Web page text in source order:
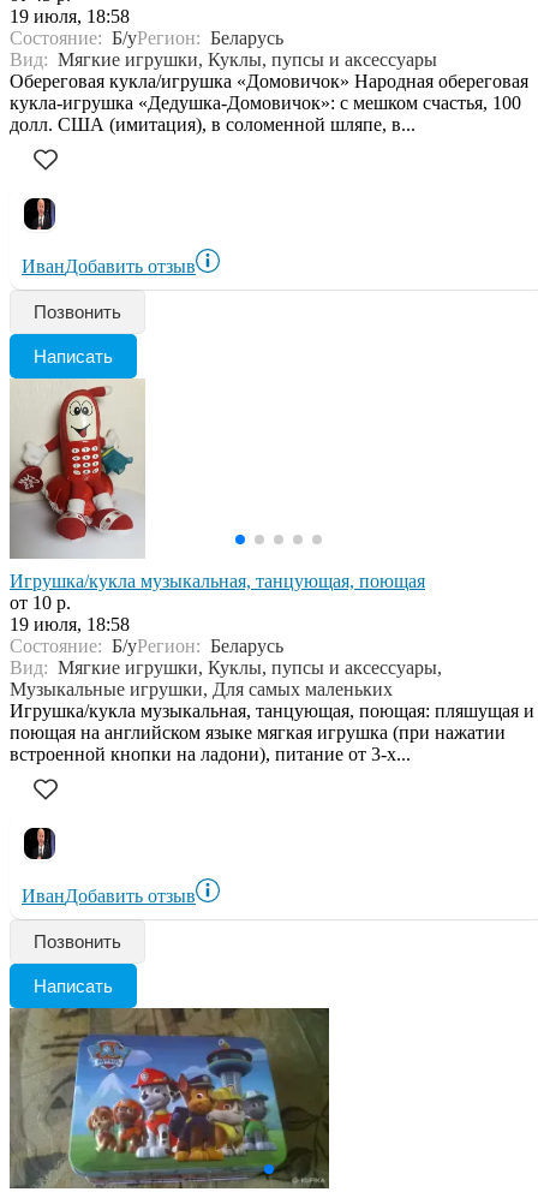
19 июля, 18:58
Состояние: Б/уРегион: Беларусь
Вид: Мягкие игрушки, Куклы, пупсы и аксессуары
Обереговая кукла/игрушка «Домовичок» Народная обереговая
кукла-игрушка «Дедушка-Домовичок»: с мешком счастья, 100
долл. США (имитация), в соломенной шляпе, в...
ИванДобавить отзыв
Позвонить
Написать
Игрушка/кукла музыкальная, танцующая, поющая
от 10 р.
19 июля, 18:58
Состояние: Б/уРегион: Беларусь
Вид: Мягкие игрушки, Куклы, пупсы и аксессуары,
Музыкальные игрушки, Для самых маленьких
Игрушка/кукла музыкальная, танцующая, поющая: пляшущая и
поющая на английском языке мягкая игрушка (при нажатии
встроенной кнопки на ладони), питание от 3-х...
ИванДобавить отзыв
Позвонить
Написать